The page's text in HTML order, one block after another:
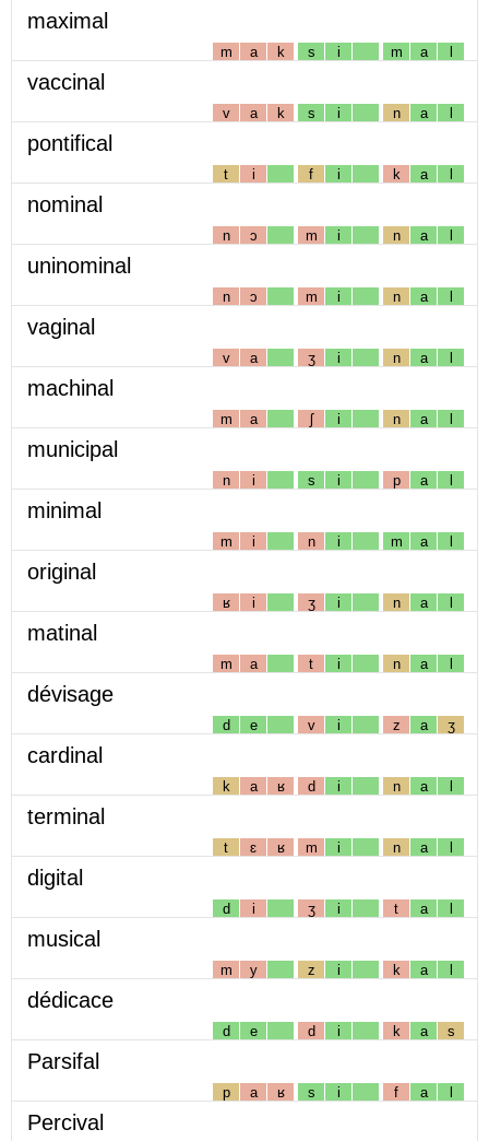
maximal
m a k s i m a l
vaccinal
v a k s i n a l
pontifical
t i f i k a l
nominal
n ɔ m i n a l
uninominal
n ɔ m i n a l
vaginal
v a ʒ i n a l
machinal
m a ʃ i n a l
municipal
n i s i p a l
minimal
m i n i m a l
original
ʁ i ʒ i n a l
matinal
m a t i n a l
dévisage
d e v i z a ʒ
cardinal
k a ʁ d i n a l
terminal
t ɛ ʁ m i n a l
digital
d i ʒ i t a l
musical
m y z i k a l
dédicace
d e d i k a s
Parsifal
p a ʁ s i f a l
Percival